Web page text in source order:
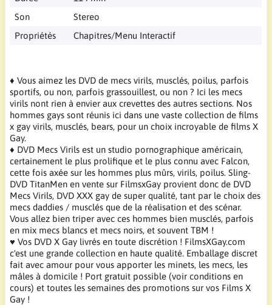
Son
Stereo
Propriétés
Chapitres/Menu Interactif
♦ Vous aimez les DVD de mecs virils, musclés, poilus, parfois
sportifs, ou non, parfois grassouillest, ou non ? Ici les mecs
virils nont rien à envier aux crevettes des autres sections. Nos
hommes gays sont réunis ici dans une vaste collection de films
x gay virils, musclés, bears, pour un choix incroyable de films X
Gay.
♦ DVD Mecs Virils est un studio pornographique américain,
certainement le plus prolifique et le plus connu avec Falcon,
cette fois axée sur les hommes plus mûrs, virils, poilus. Sling-
DVD TitanMen en vente sur FilmsxGay provient donc de DVD
Mecs Virils, DVD XXX gay de super qualité, tant par le choix des
mecs daddies / musclés que de la réalisation et des scénar.
Vous allez bien triper avec ces hommes bien musclés, parfois
en mix mecs blancs et mecs noirs, et souvent TBM !
♥ Vos DVD X Gay livrés en toute discrétion ! FilmsXGay.com
c'est une grande collection en haute qualité. Emballage discret
fait avec amour pour vous apporter les minets, les mecs, les
mâles à domicile ! Port gratuit possible (voir conditions en
cours) et toutes les semaines des promotions sur vos Films X
Gay !